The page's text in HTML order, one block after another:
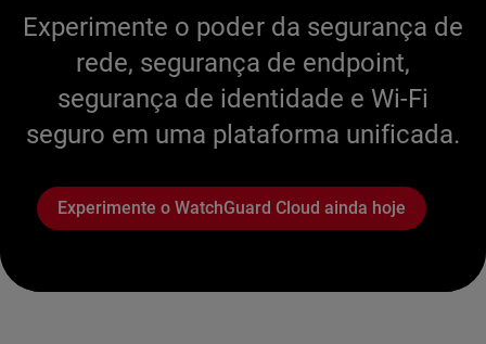
Experimente o poder da segurança de
rede, segurança de endpoint,
segurança de identidade e Wi-Fi
seguro em uma plataforma unificada.
Experimente o WatchGuard Cloud ainda hoje